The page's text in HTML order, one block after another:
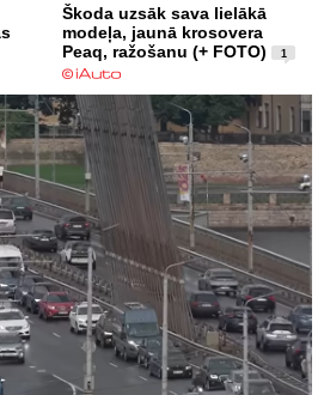
Škoda uzsāk sava lielākā
modeļa, jaunā krosovera
Peaq, ražošanu (+ FOTO)
1